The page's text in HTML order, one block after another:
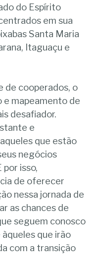
do Espírito
em sua
Santa Maria
Itaguaçu e
de cooperados, o
e mapeamento de
desafiador.
e
que estão
negócios
isso,
de oferecer
nessa jornada de
as chances de
seguem conosco
que irão
com a transição